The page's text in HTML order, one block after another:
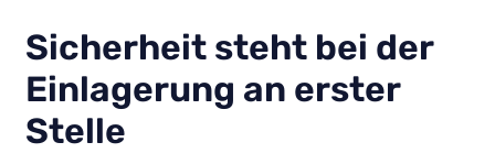
Sicherheit steht bei der
Einlagerung an erster
Stelle